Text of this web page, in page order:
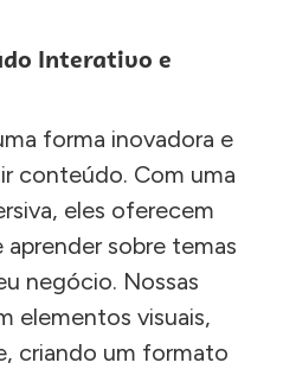
Interativo e
forma inovadora e
conteúdo. Com uma
eles oferecem
aprender sobre temas
negócio. Nossas
elementos visuais,
criando um formato